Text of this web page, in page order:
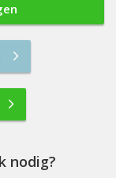
nodig?